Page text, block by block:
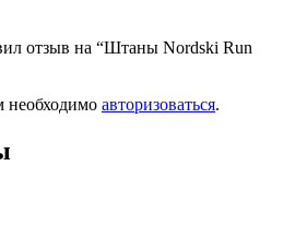
отзыв на “Штаны Nordski Run
необходимо авторизоваться.